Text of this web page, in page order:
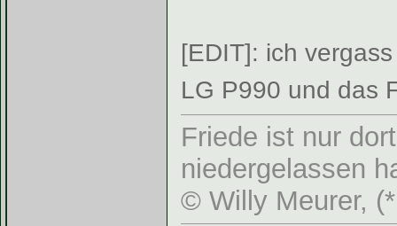
[EDIT]: ich
LG P990 und das
Friede ist nur
niedergelassen
© Willy Meurer,